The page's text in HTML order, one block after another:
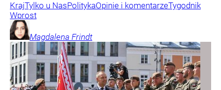
KrajTylko u NasPolitykaOpinie i komentarzeTygodnik
Wprost
Magdalena Frindt